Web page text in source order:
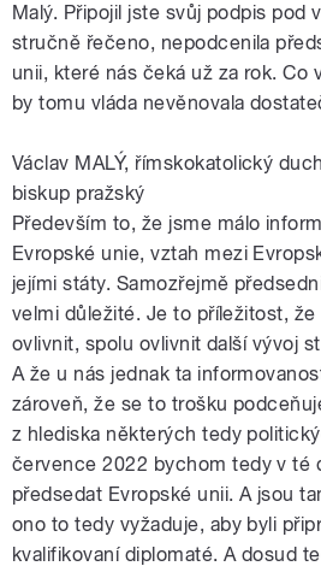
Malý. Připojil jste svůj podpis pod
stručně řečeno, nepodcenila
unii, které nás čeká už za rok. Co
by tomu vláda nevěnovala
Václav MALÝ, římskokatolický
biskup pražský
Především to, že jsme málo
Evropské unie, vztah mezi
jejími státy. Samozřejmě
velmi důležité. Je to příležitost,
ovlivnit, spolu ovlivnit další vývoj
A že u nás jednak ta
zároveň, že se to trošku
z hlediska některých tedy
července 2022 bychom tedy v té
předsedat Evropské unii. A jsou
ono to tedy vyžaduje, aby byli
kvalifikovaní diplomaté. A dosud